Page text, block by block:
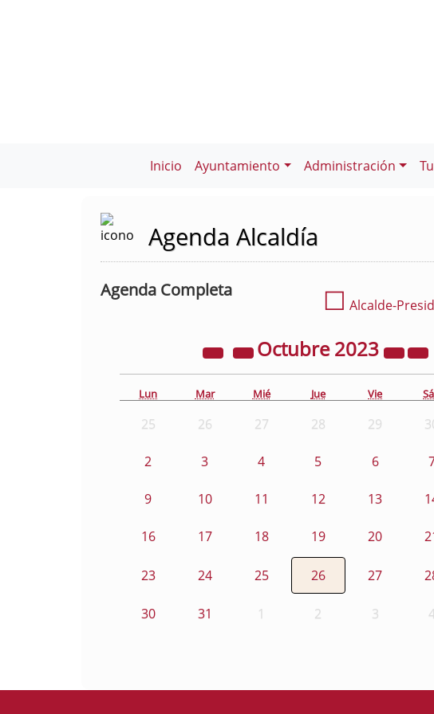
Inicio Ayuntamiento Administración
Agenda Alcaldía
Agenda Completa ☐ Alcalde-
Octubre2023
Lun Mar Mié Jue Vie
25 26 27 28 29
2 3 4 5 6
9 10 11 12 13
16 17 18 19 20
23 24 25 26 27
30 31 1 2 3